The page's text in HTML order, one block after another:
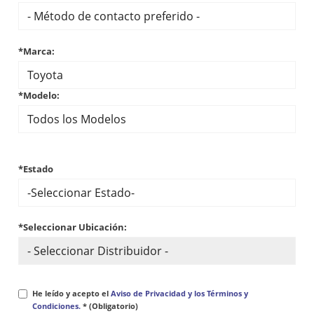
*Marca:
*Modelo:
*Estado
*Seleccionar Ubicación:
He leído y acepto el Aviso de Privacidad y los Términos y
Condiciones. * (Obligatorio)